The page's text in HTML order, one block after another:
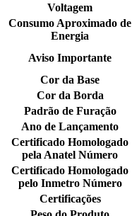
Voltagem
Consumo Aproximado de
Energia
Aviso Importante
Cor da Base
Cor da Borda
Padrão de Furação
Ano de Lançamento
Certificado Homologado
pela Anatel Número
Certificado Homologado
pelo Inmetro Número
Certificações